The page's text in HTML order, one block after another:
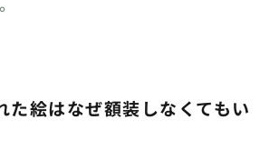
た絵はなぜ額装しなくてもい